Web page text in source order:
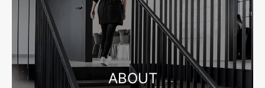
2026-08-04 17:55:09
宁波制造业网站建设公司怎么选？先看产品询盘字段
ABOUT